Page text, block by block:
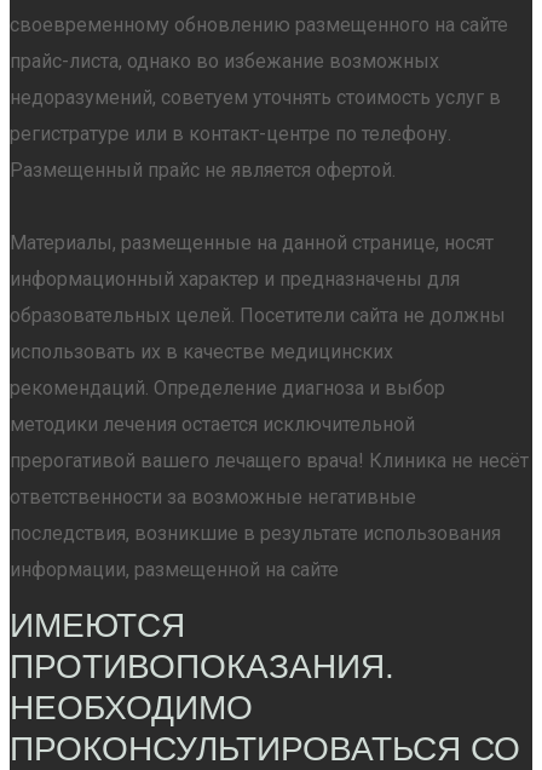
своевременному обновлению размещенного на сайте
прайс-листа, однако во избежание возможных
недоразумений, советуем уточнять стоимость услуг в
регистратуре или в контакт-центре по телефону.
Размещенный прайс не является офертой.
Материалы, размещенные на данной странице, носят
информационный характер и предназначены для
образовательных целей. Посетители сайта не должны
использовать их в качестве медицинских
рекомендаций. Определение диагноза и выбор
методики лечения остается исключительной
прерогативой вашего лечащего врача! Клиника не несёт
ответственности за возможные негативные
последствия, возникшие в результате использования
информации, размещенной на сайте
ИМЕЮТСЯ
ПРОТИВОПОКАЗАНИЯ.
НЕОБХОДИМО
ПРОКОНСУЛЬТИРОВАТЬСЯ СО